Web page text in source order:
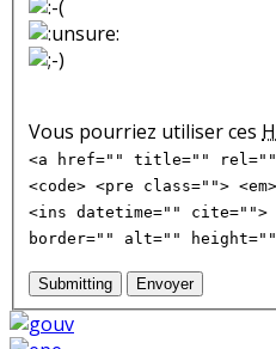
Vous pourriez utiliser ces
<a href="" title="" rel=""
<code> <pre class="">
<ins datetime=""
border="" alt=""
Submitting Envoyer